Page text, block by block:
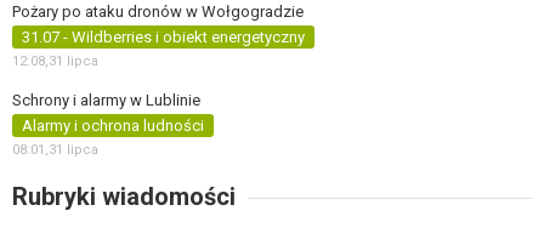
Pożary po ataku dronów w Wołgogradzie
31.07 - Wildberries i obiekt energetyczny
12:08,31 lipca
Schrony i alarmy w Lublinie
Alarmy i ochrona ludności
08:01,31 lipca
Rubryki wiadomości